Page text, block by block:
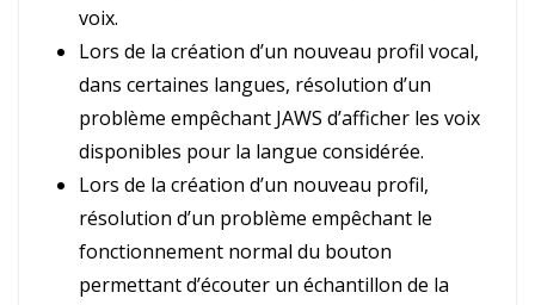
voix.
Lors de la création d’un nouveau profil vocal,
dans certaines langues, résolution d’un
problème empêchant JAWS d’afficher les voix
disponibles pour la langue considérée.
Lors de la création d’un nouveau profil,
résolution d’un problème empêchant le
fonctionnement normal du bouton
permettant d’écouter un échantillon de la